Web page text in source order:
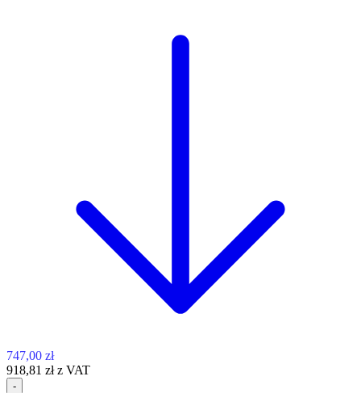
747,00 zł
918,81 zł z VAT
-